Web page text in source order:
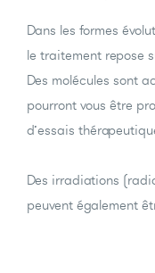
Dans les formes
le traitement repose
Des molécules sont
pourront vous être
d’essais
Des irradiations
peuvent également